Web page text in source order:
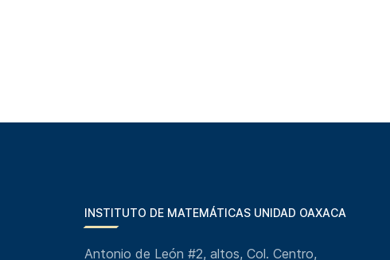
INSTITUTO DE MATEMÁTICAS UNIDAD OAXACA
Antonio de León #2, altos, Col. Centro,